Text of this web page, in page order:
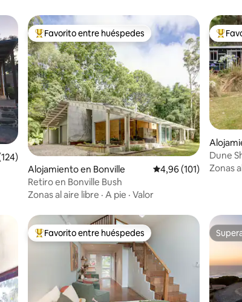
promedio: 4,98 de 5. 124 evaluaciones
Favorito entre los huéspedes más destacados
Favorito entre huéspedes
Alojamiento en Bonville Calificación
4,96 (101)
Retiro en Bonville Bush
Zonas al aire libre · A pie · Valor
Dune
Sauna
Zonas
Favorito entre los huéspedes más destacados
Favorito entre huéspedes